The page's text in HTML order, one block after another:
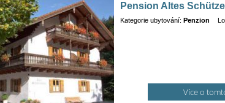
Pension Altes
Kategorie ubytování: Penzion
Více o